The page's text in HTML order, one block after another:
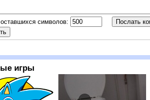
символов:
игры